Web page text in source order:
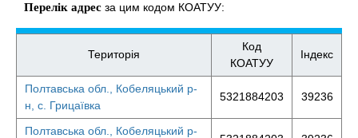
Перелік адрес за цим кодом КОАТУУ:
Територія
Код
КОАТУУ
Індекс
Полтавська обл., Кобеляцький р-
н, с. Грицаївка
5321884203 39236
Полтавська обл., Кобеляцький р-